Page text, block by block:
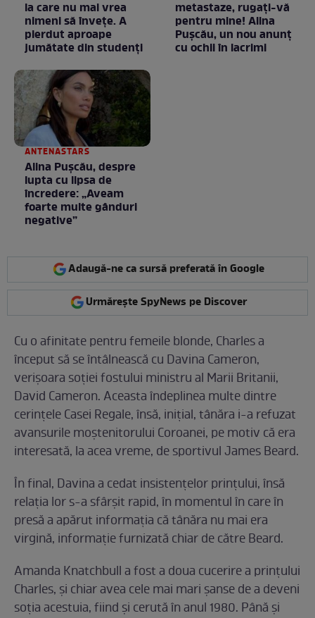
la care nu mai vrea
nimeni să înveţe. A
pierdut aproape
jumătate din studenţi
metastaze, rugaţi-vă
pentru mine! Alina
Puşcău, un nou anunţ
cu ochii în lacrimi
ANTENASTARS
Alina Pușcău, despre
lupta cu lipsa de
încredere: „Aveam
foarte multe gânduri
negative”
Adaugă-ne ca sursă preferată în Google
Urmărește SpyNews pe Discover
Cu o afinitate pentru femeile blonde, Charles a
început să se întâlnească cu Davina Cameron,
verișoara soției fostului ministru al Marii Britanii,
David Cameron. Aceasta îndeplinea multe dintre
cerințele Casei Regale, însă, inițial, tânăra i-a refuzat
avansurile moștenitorului Coroanei, pe motiv că era
interesată, la acea vreme, de sportivul James Beard.
În final, Davina a cedat insistențelor prințului, însă
relația lor s-a sfârșit rapid, în momentul în care în
presă a apărut informația că tânăra nu mai era
virgină, informație furnizată chiar de către Beard.
Amanda Knatchbull a fost a doua cucerire a prințului
Charles, și chiar avea cele mai mari șanse de a deveni
soția acestuia, fiind și cerută în anul 1980. Până și